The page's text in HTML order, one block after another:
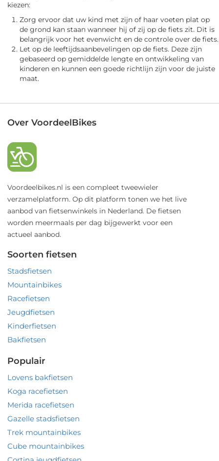
kiezen:
Zorg ervoor dat uw kind met zijn of haar voeten plat op
de grond kan staan wanneer hij of zij op de fiets zit. Dit is
belangrijk voor het evenwicht en de controle over de fiets.
Let op de leeftijdsaanbevelingen op de fiets. Deze zijn
gebaseerd op gemiddelde lengte en ontwikkeling van
kinderen en kunnen een goede richtlijn zijn voor de juiste
maat.
Over VoordeelBikes
Voordeelbikes.nl is een compleet tweewieler
verzamelplatform. Op dit platform tonen we het live
aanbod van fietsenwinkels in Nederland. De fietsen
worden meermaals per dag bijgewerkt voor een
actueel aanbod.
Soorten fietsen
Stadsfietsen
Mountainbikes
Racefietsen
Jeugdfietsen
Kinderfietsen
Bakfietsen
Populair
Lovens bakfietsen
Koga racefietsen
Merida racefietsen
Gazelle stadsfietsen
Trek mountainbikes
Cube mountainbikes